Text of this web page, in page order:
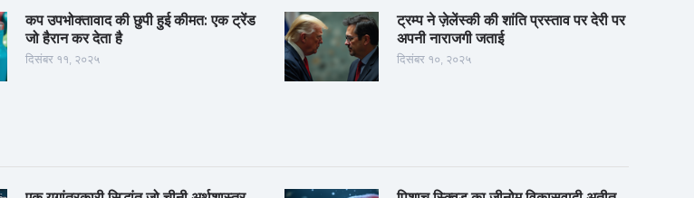
कप उपभोक्तावाद की छुपी हुई कीमत: एक ट्रेंड
जो हैरान कर देता है
दिसंबर ११, २०२५
ट्रम्प ने ज़ेलेंस्की की शांति प्रस्ताव पर देरी पर
अपनी नाराजगी जताई
दिसंबर १०, २०२५